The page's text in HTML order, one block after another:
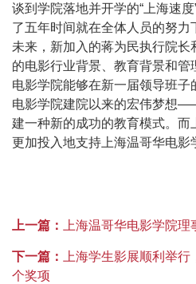
谈到学院落地并开学的“上海速
了五年时间就在全体人员的努力
未来，新加入的蒋为民执行院长
的电影行业背景、教育背景和
电影学院能够在新一届领导班
电影学院建院以来的宏伟梦想
建一种新的成功的教育模式。而
更加投入地支持上海温哥华电影
上一篇： 上海温哥华电影学院理
下一篇： 上海学生影展顺利举行
个奖项